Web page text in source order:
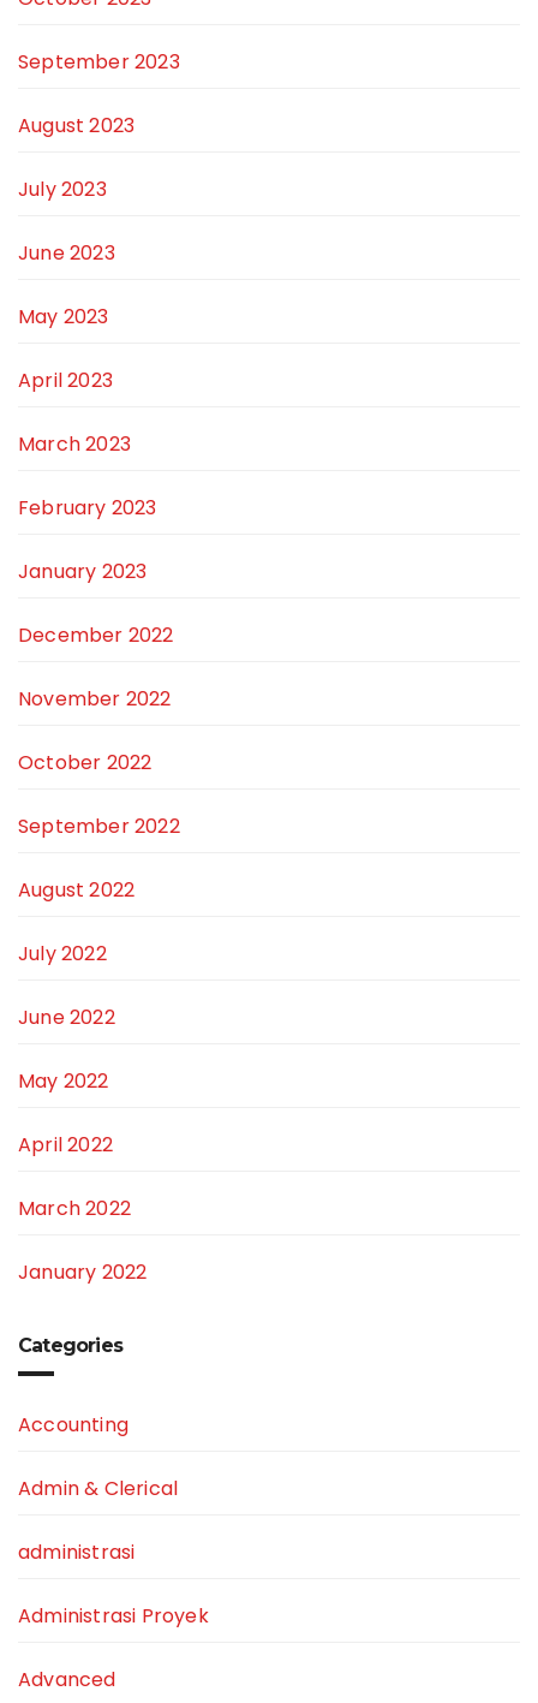
September 2023
August 2023
July 2023
June 2023
May 2023
April 2023
March 2023
February 2023
January 2023
December 2022
November 2022
October 2022
September 2022
August 2022
July 2022
June 2022
May 2022
April 2022
March 2022
January 2022
Categories
Accounting
Admin & Clerical
administrasi
Administrasi Proyek
Advanced